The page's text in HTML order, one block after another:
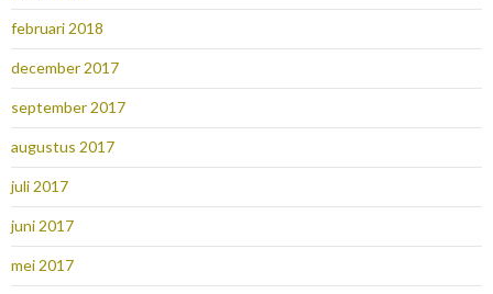
februari 2018
december 2017
september 2017
augustus 2017
juli 2017
juni 2017
mei 2017